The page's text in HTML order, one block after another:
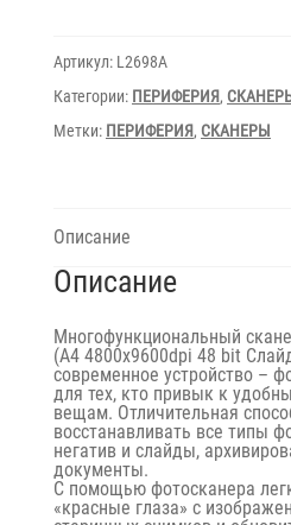
Артикул: L2698A
Категории: ПЕРИФЕРИЯ,
Метки: ПЕРИФЕРИЯ, СКАНЕРЫ
Описание
Описание
Многофункциональный
(A4 4800x9600dpi 48 bit
современное устройство –
для тех, кто привык к
вещам. Отличительная
восстанавливать все типы
негатив и слайды,
документы.
С помощью фотосканера
«красные глаза» с